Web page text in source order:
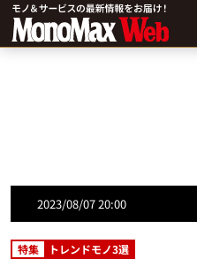
2023/08/07 20:00
特集 トレンドモノ3選